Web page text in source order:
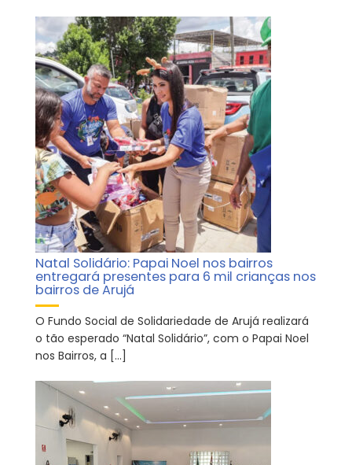
Natal Solidário: Papai Noel nos bairros
entregará presentes para 6 mil crianças nos
bairros de Arujá
O Fundo Social de Solidariedade de Arujá realizará
o tão esperado “Natal Solidário”, com o Papai Noel
nos Bairros, a […]